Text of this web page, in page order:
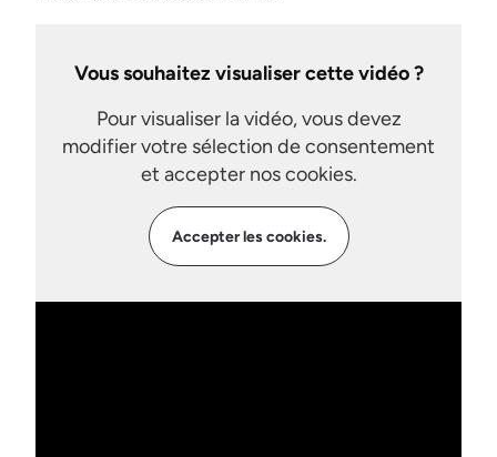
Vous souhaitez visualiser cette vidéo ?
Pour visualiser la vidéo, vous devez
modifier votre sélection de consentement
et accepter nos cookies.
Accepter les cookies.